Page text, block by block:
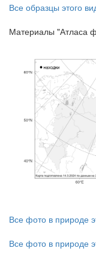
Все образцы этого
Материалы "Атласа
Все фото в природе
Все фото в природе